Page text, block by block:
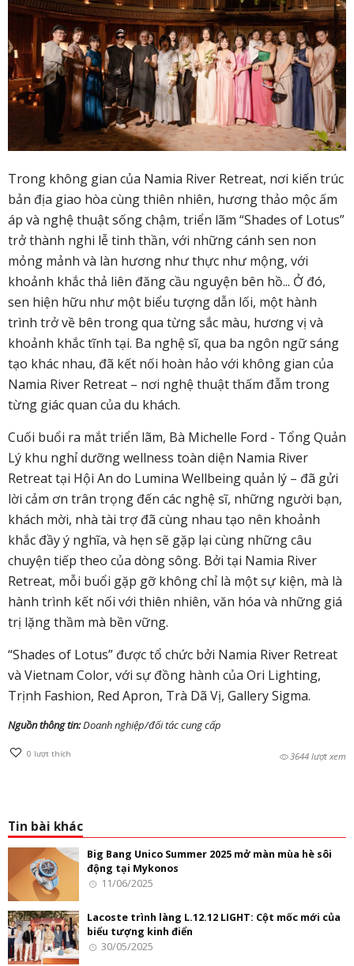
Trong không gian của Namia River Retreat, nơi kiến trúc
bản địa giao hòa cùng thiên nhiên, hương thảo mộc ấm
áp và nghệ thuật sống chậm, triển lãm “Shades of Lotus”
trở thành nghi lễ tinh thần, với những cánh sen non
mỏng mảnh và làn hương như thực như mộng, với
khoảnh khắc thả liên đăng cầu nguyện bên hồ... Ở đó,
sen hiện hữu như một biểu tượng dẫn lối, một hành
trình trở về bên trong qua từng sắc màu, hương vị và
khoảnh khắc tĩnh tại. Ba nghệ sĩ, qua ba ngôn ngữ sáng
tạo khác nhau, đã kết nối hoàn hảo với không gian của
Namia River Retreat – nơi nghệ thuật thấm đẫm trong
từng giác quan của du khách.
Cuối buổi ra mắt triển lãm, Bà Michelle Ford - Tổng Quản
Lý khu nghỉ dưỡng wellness toàn diện Namia River
Retreat tại Hội An do Lumina Wellbeing quản lý – đã gửi
lời cảm ơn trân trọng đến các nghệ sĩ, những người bạn,
khách mời, nhà tài trợ đã cùng nhau tạo nên khoảnh
khắc đầy ý nghĩa, và hẹn sẽ gặp lại cùng những câu
chuyện tiếp theo của dòng sông. Bởi tại Namia River
Retreat, mỗi buổi gặp gỡ không chỉ là một sự kiện, mà là
hành trình kết nối với thiên nhiên, văn hóa và những giá
trị lặng thầm mà bền vững.
“Shades of Lotus” được tổ chức bởi Namia River Retreat
và Vietnam Color, với sự đồng hành của Ori Lighting,
Trịnh Fashion, Red Apron, Trà Dã Vị, Gallery Sigma.
Nguồn thông tin:Doanh nghiệp/đối tác cung cấp
0 lượt thích 3644 lượt xem
Tin bài khác
Big Bang Unico Summer 2025 mở màn mùa hè sôi
động tại Mykonos
11/06/2025
Lacoste trình làng L.12.12 LIGHT: Cột mốc mới của
biểu tượng kinh điển
30/05/2025